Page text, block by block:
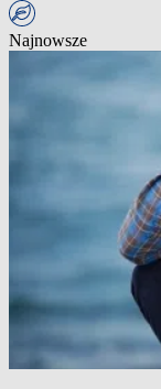
Najnowsze